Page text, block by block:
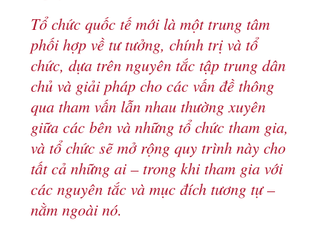
Tổ chức quốc tế mới là một trung tâm
phối hợp về tư tưởng, chính trị và tổ
chức, dựa trên nguyên tắc tập trung dân
chủ và giải pháp cho các vấn đề thông
qua tham vấn lẫn nhau thường xuyên
giữa các bên và những tổ chức tham gia,
và tổ chức sẽ mở rộng quy trình này cho
tất cả những ai – trong khi tham gia với
các nguyên tắc và mục đích tương tự –
nằm ngoài nó.